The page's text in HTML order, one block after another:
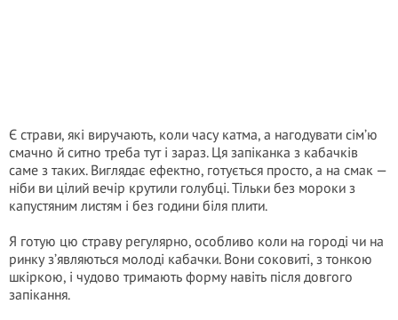
Є страви, які виручають, коли часу катма, а нагодувати сім’ю
смачно й ситно треба тут і зараз. Ця запіканка з кабачків
саме з таких. Виглядає ефектно, готується просто, а на смак —
ніби ви цілий вечір крутили голубці. Тільки без мороки з
капустяним листям і без години біля плити.
Я готую цю страву регулярно, особливо коли на городі чи на
ринку з’являються молоді кабачки. Вони соковиті, з тонкою
шкіркою, і чудово тримають форму навіть після довгого
запікання.